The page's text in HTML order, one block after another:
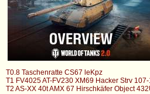
T0.8 Taschenratte CS67 leKpz
T1 FV4025 AT-FV230 XM69 Hacker Strv 107-
T2 AS-XX 40t AMX 67 Hirschkäfer Object